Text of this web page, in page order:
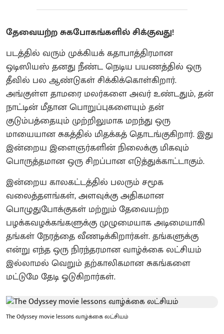
தேவையற்ற சுகபோகங்களில் சிக்குவது!
படத்தில் வரும் முக்கியக் கதாபாத்திரமான
ஒடிஸியஸ் தனது நீண்ட நெடிய பயணத்தில் ஒரு
தீவில் பல ஆண்டுகள் சிக்கிக்கொள்கிறார்.
அங்குள்ள தாமரை மலர்களை அவர் உண்டதும், தன்
நாட்டின் மீதான பொறுப்புகளையும் தன்
குடும்பத்தையும் முற்றிலுமாக மறந்து ஒரு
மாயையான சுகத்தில் மிதக்கத் தொடங்குகிறார். இது
இன்றைய இளைஞர்களின் நிலைக்கு மிகவும்
பொருத்தமான ஒரு சிறப்பான எடுத்துக்காட்டாகும்.
இன்றைய காலகட்டத்தில் பலரும் சமூக
வலைத்தளங்கள், அளவுக்கு அதிகமான
பொழுதுபோக்குகள் மற்றும் தேவையற்ற
பழக்கவழக்கங்களுக்கு முழுமையாக அடிமையாகி
தங்கள் நேரத்தை வீணடிக்கிறார்கள். தங்களுக்கு
என்று எந்த ஒரு நிரந்தரமான வாழ்க்கை லட்சியம்
இல்லாமல் வெறும் தற்காலிகமான சுகங்களை
மட்டுமே தேடி ஓடுகிறார்கள்.
The Odyssey movie lessons வாழ்க்கை லட்சியம்